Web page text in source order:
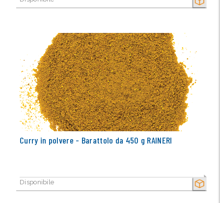
SECCO
SECCO
Curry in polvere - Barattolo da 450 g RAINERI
Disponibile